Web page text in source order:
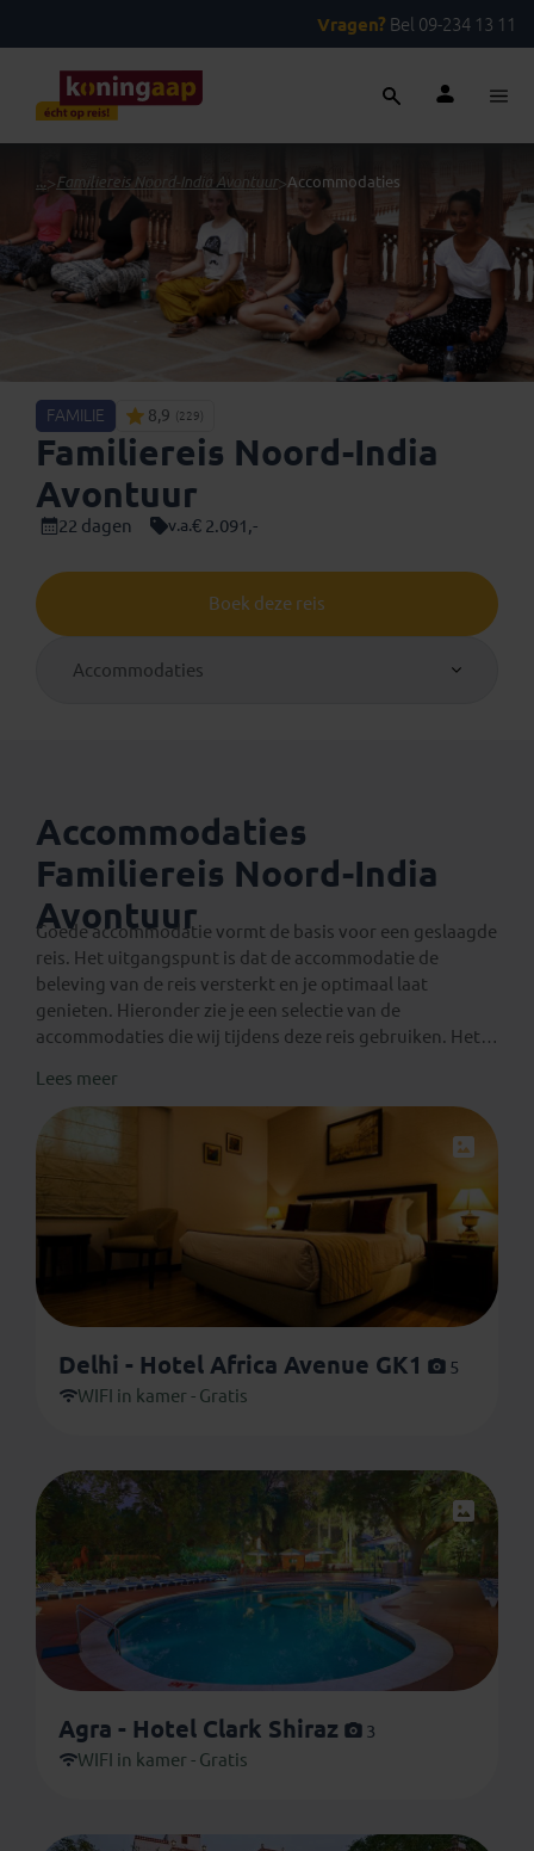
Vragen? Bel 09-234 13 11
...> Familiereis Noord-India Avontuur>Accommodaties
FAMILIE 8,9 (229)
Familiereis Noord-India
Avontuur
22 dagen v.a.€ 2.091,-
Boek deze reis
Accommodaties
Accommodaties
Familiereis Noord-India
Avontuur
Goede accommodatie vormt de basis voor een geslaagde
reis. Het uitgangspunt is dat de accommodatie de
beleving van de reis versterkt en je optimaal laat
genieten. Hieronder zie je een selectie van de
accommodaties die wij tijdens deze reis gebruiken. Het
verwachten. De genoemde accommodaties zijn
onder voorbehoud van wijzigingen en
beschikbaarheid
. Je verblijft in onderstaande of
vergelijkbare accommodaties. De afbeeldingen zijn met
zorg uitgezocht maar kunnen verschillen van de
werkelijkheid.
Lees meer
Delhi - Hotel Africa Avenue GK1
5
WIFI in kamer - Gratis
Agra - Hotel Clark Shiraz
3
WIFI in kamer - Gratis